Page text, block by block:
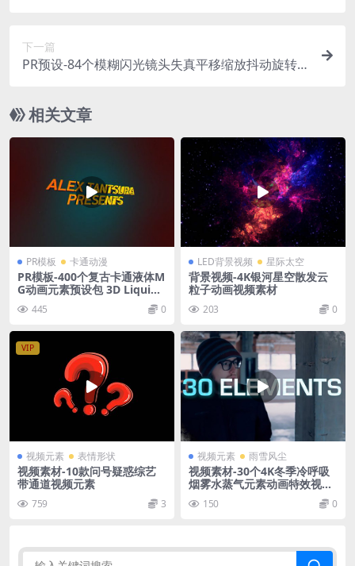
下一篇
PR预设-84个模糊闪光镜头失真平移缩放抖动旋转
相关文章
PR模板 卡通动漫
PR模板-400个复古卡通液体M
G动画元素预设包 3D Liquid
Motion FX Packages
445 0
LED背景视频 星际太空
背景视频-4K银河星空散发云
粒子动画视频素材
203 0
VIP
视频元素 表情形状
视频素材-10款问号疑惑综艺
带通道视频元素
759 3
视频元素 雨雪风尘
视频素材-30个4K冬季冷呼吸
烟雾水蒸气元素动画特效视频
素材 ActionVFX Cold Breath
150 0